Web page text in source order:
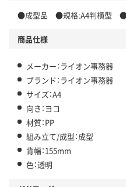
●成型品 ●規格:A4判横型 ●
商品仕様
メーカー：ライオン事務器
ブランド：ライオン事務器
サイズ：A4
向き：ヨコ
材質：PP
組み立て/成型：成型
背幅：155mm
色：透明